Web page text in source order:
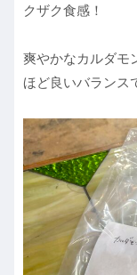
クザク食感！
爽やかなカルダモ
ほど良いバランス